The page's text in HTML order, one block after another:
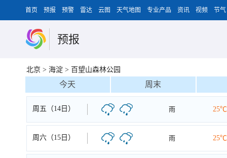
首页 预报 预警 雷达 云图 天气地图 专业产品 资讯 视频 节气
预报
北京 > 海淀 > 百望山森林公园
今天 周末
周五（14日） 雨 25℃
周六（15日） 雨 25℃